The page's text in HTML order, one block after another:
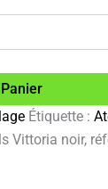
Étiquette :
Vittoria noir,